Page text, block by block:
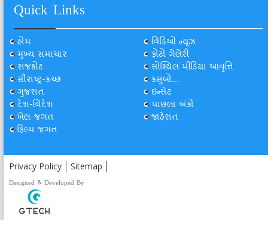
Quick Links
હોમ
મુખ્ય સમાચાર
રાજકોટ
સૌરાષ્ટ્ર-કચ્છ
ગુજરાત
દેશ-વિદેશ
ખેલ-જગત
ફિલ્મ જગત
વિડિઓ ન્યૂઝ
ફોટો ગેલેરી
સોશ્યિલ મીડિયા આવૃત્તિ
કસુંબો...
ઇન્સેટ
પાછલા અંકો
જાહેરાત
Privacy Policy Sitemap
Designed & Developed By